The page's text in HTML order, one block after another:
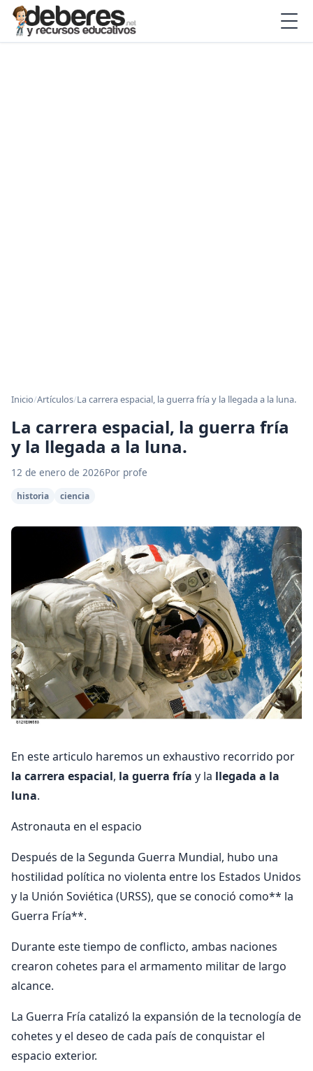
Inicio/Artículos/La carrera espacial, la guerra fría y la llegada a la luna.
La carrera espacial, la guerra fría
y la llegada a la luna.
12 de enero de 2026Por profe
historia ciencia
En este articulo haremos un exhaustivo recorrido por
la carrera espacial, la guerra fría y la llegada a la
luna.
Astronauta en el espacio
Después de la Segunda Guerra Mundial, hubo una
hostilidad política no violenta entre los Estados Unidos
y la Unión Soviética (URSS), que se conoció como** la
Guerra Fría**.
Durante este tiempo de conflicto, ambas naciones
crearon cohetes para el armamento militar de largo
alcance.
La Guerra Fría catalizó la expansión de la tecnología de
cohetes y el deseo de cada país de conquistar el
espacio exterior.